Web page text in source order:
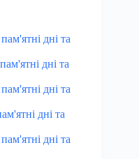
дні та
дні та
дні та
дні та
дні та